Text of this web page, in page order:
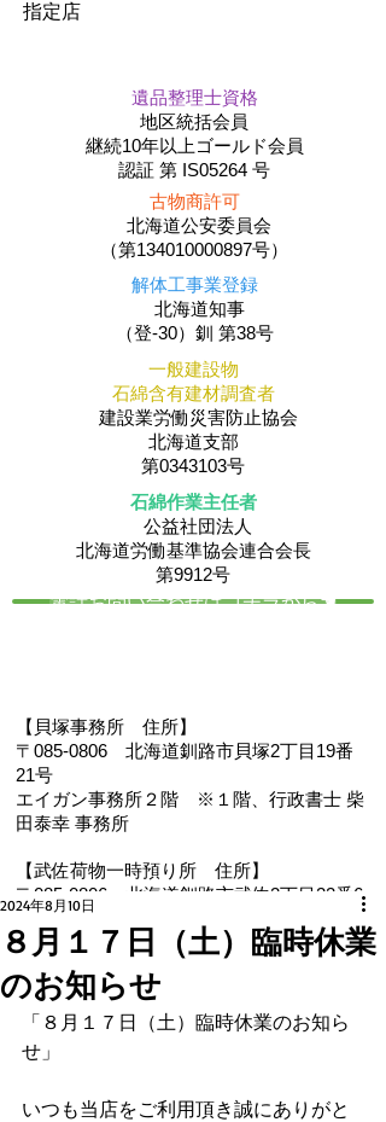
指定店
遺品整理士資格
地区統括会員
​継続10年以上ゴールド会員
認証 第 IS05264 号
古物商許可
北海道公安委員会
（第134010000897号）
解体工事業登録
北海道知事
（登-30）釧 第38号
一般建設物
石綿含有建材調査者
建設業労働災害防止協会
北海道支部
第0343103号
石綿作業主任者
公益社団法人
​北海道労働基準協会連合会長
第9912号
電話お問い合わせはコチラから☚
【貝塚事務所 住所】
〒085-0806 北海道釧路市貝塚2丁目19番
21号
エイガン事務所２階
※１階、 行政書士 柴
田泰幸 事務所
【武佐荷物一時預り所 住所】
〒085-0806 北海道釧路市武佐2丁目22番6
【電 話・FAX】 ０１５４－３５－０９８７
【メール】 eigan@ab.auone-net.jp
【営業時間】 ９：００～１８：００
【定休日】 日曜､祝日
【インボイス登録番号】T1810632866930
８月１７日（土）臨時休業
のお知らせ
2024年8月10日
「８月１７日（土）臨時休業のお知ら
せ」
いつも当店をご利用頂き誠にありがと